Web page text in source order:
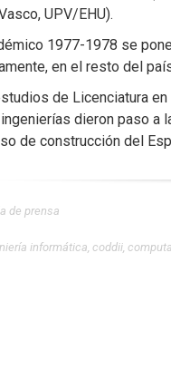
UPV/EHU).
1977-1978 se
en el resto del
de Licenciatura
dieron paso
de construcción del
de prensa
informática, coddii,